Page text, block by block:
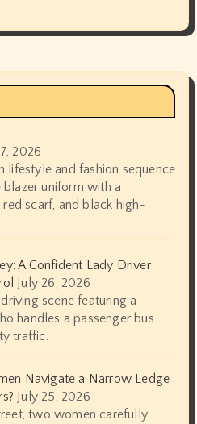
2026
lifestyle and fashion sequence
uniform with a
scarf, and black high-
A Confident Lady Driver
July 26, 2026
scene featuring a
handles a passenger bus
traffic.
Navigate a Narrow Ledge
July 25, 2026
two women carefully